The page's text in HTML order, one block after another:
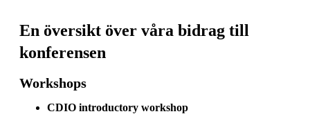
En översikt över våra bidrag till
konferensen
Workshops
CDIO introductory workshop